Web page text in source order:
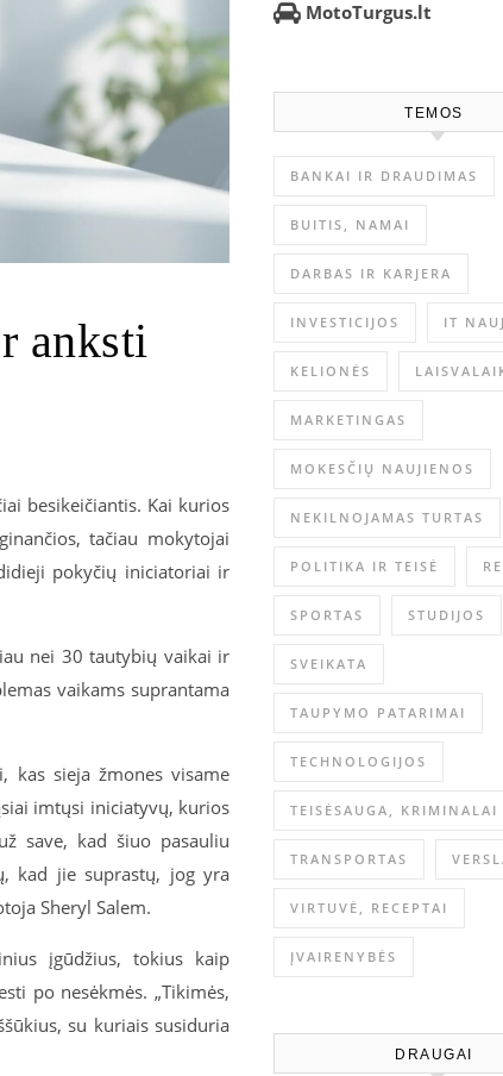
anksti
besikeičiantis. Kai kurios
tačiau mokytojai
pokyčių iniciatoriai ir
nei 30 tautybių vaikai ir
vaikams suprantama
kas sieja žmones visame
imtųsi iniciatyvų, kurios
save, kad šiuo pasauliu
kad jie suprastų, jog yra
Sheryl Salem.
įgūdžius, tokius kaip
po nesėkmės. „Tikimės,
su kuriais susiduria
MotoTurgus.lt
TEMOS
BANKAI IR DRAUDIMAS
BUITIS, NAMAI
DARBAS IR KARJERA
INVESTICIJOS IT
KELIONĖS
MARKETINGAS
MOKESČIŲ NAUJIENOS
NEKILNOJAMAS TURTAS
POLITIKA IR TEISĖ
SPORTAS STUDIJOS
SVEIKATA
TAUPYMO PATARIMAI
TECHNOLOGIJOS
TEISĖSAUGA, KRIMINALAI
TRANSPORTAS
VIRTUVĖ, RECEPTAI
ĮVAIRENYBĖS
DRAUGAI